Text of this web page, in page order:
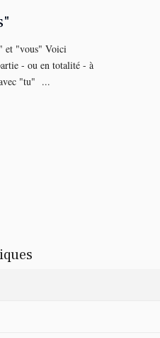
et "vous" Voici
- ou en totalité - à
"tu" ...